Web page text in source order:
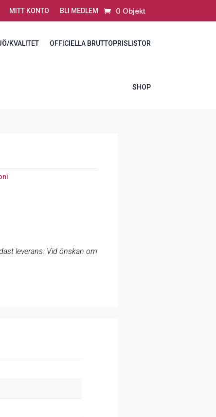
MITT KONTO BLI MEDLEM 0 Objekt
KVALITET OFFICIELLA BRUTTOPRISLISTOR
SHOP
leverans. Vid önskan om